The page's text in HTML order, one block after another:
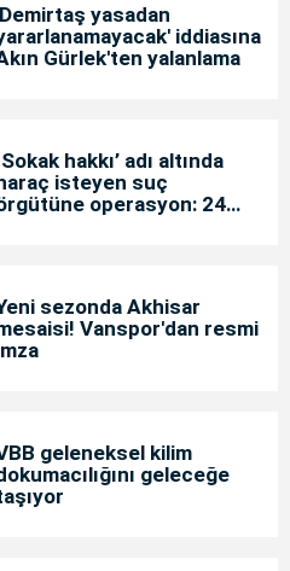
yasadan
iddiasına
Gürlek'ten yalanlama
hakkı’ adı altında
isteyen suç
operasyon: 24
sezonda Akhisar
Vanspor'dan resmi
geleneksel kilim
geleceğe